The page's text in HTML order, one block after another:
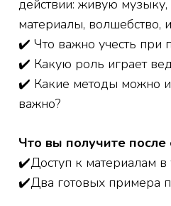
действии: живую
материалы, волшебство,
✔️ Что важно учесть при
✔️ Какую роль играет
✔️ Какие методы можно
важно?
Что вы получите после
✔️Доступ к материалам в
✔️Два готовых примера